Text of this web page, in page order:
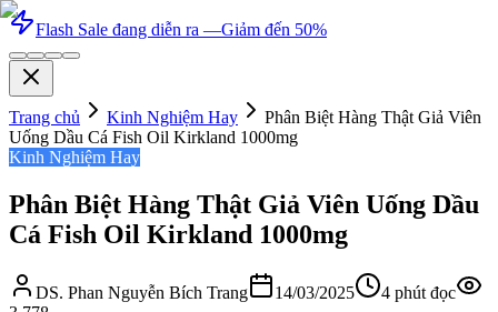
Flash Sale đang diễn ra —Giảm đến 50%
Trang chủ Kinh Nghiệm Hay
Phân Biệt Hàng Thật Giả Viên
Uống Dầu Cá Fish Oil Kirkland 1000mg
Kinh Nghiệm Hay
Phân Biệt Hàng Thật Giả Viên Uống Dầu
Cá Fish Oil Kirkland 1000mg
DS. Phan Nguyễn Bích Trang 14/03/2025 4 phút đọc